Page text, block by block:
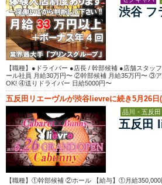
渋谷 フ
【職種】●ドライバー ●店長 / 幹部候補 ●店舗スタッ
ール社員 月給30万円〜 ②幹部候補 月給35万円〜 ③
OK! ④送りドライバー 日給5000円〜
五反田リエーヴルが渋谷lievreに続き5月26日(
品川・五反田
五反田
【職種】①幹部候補 ②ホール 【給与】①月給